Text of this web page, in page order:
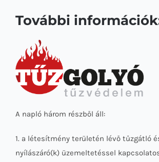
További
A napló három részből áll:
1. a létesítmény területén lévő tűzgátló
nyílászáró(k) üzemeltetéssel